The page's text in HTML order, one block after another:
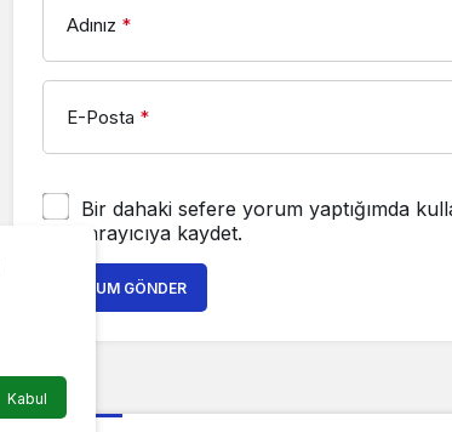
Adınız *
E-Posta *
Bir dahaki sefere yorum yaptığımda
tarayıcıya kaydet.
YORUM GÖNDER
Kabul